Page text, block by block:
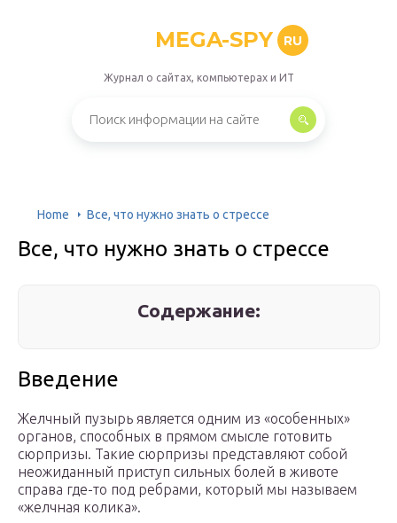
MEGA-SPY RU
Журнал о сайтах, компьютерах и ИТ
Home Все, что нужно знать о стрессе
Все, что нужно знать о стрессе
Содержание:
Введение
Желчный пузырь является одним из «особенных»
органов, способных в прямом смысле готовить
сюрпризы. Такие сюрпризы представляют собой
неожиданный приступ сильных болей в животе
справа где-то под ребрами, который мы называем
«желчная колика».